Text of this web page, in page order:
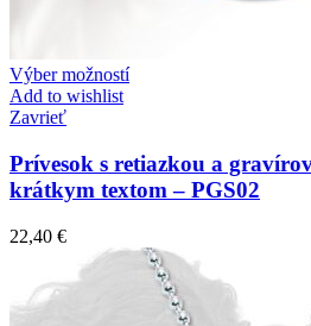
Výber možností
Add to wishlist
Zavrieť
Prívesok s retiazkou a
krátkym textom – PGS02
22,40 €